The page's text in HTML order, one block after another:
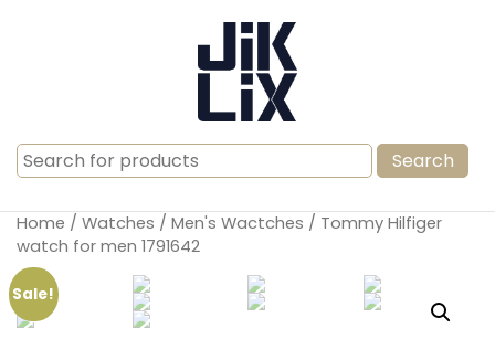
Search
for:
Home / Watches / Men's Wactches / Tommy Hilfiger
watch for men 1791642
Sale!